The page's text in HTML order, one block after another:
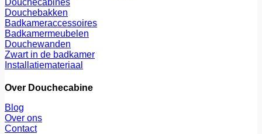
Douchebakken
Badkameraccessoires
Badkamermeubelen
Douchewanden
Zwart in de badkamer
Installatiemateriaal
Over Douchecabine
Blog
Over ons
Contact